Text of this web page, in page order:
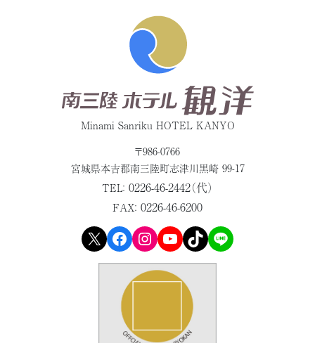
Minami Sanriku HOTEL KANYO
〒986-0766
宮城県本吉郡南三陸町志津川黒崎 99-17
TEL： 0226-46-2442（代）
FAX： 0226-46-6200
X Facebook Instagram YouTube TikTok LINE